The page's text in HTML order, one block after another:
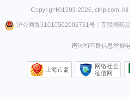
Copyright©1999-2026, ctrip.com.
沪公网备31010502002731号丨 互联网药
违法和不良信息举报
上海市监
网络社会
征信网